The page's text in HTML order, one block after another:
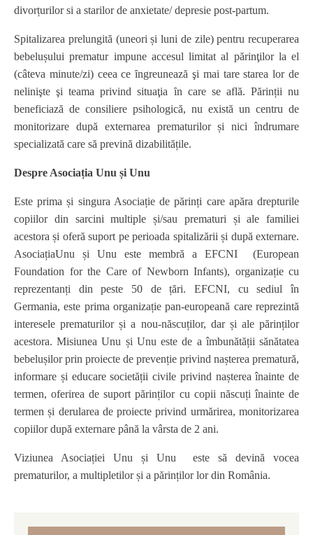
divorțurilor si a starilor de anxietate/ depresie post-partum.
Spitalizarea prelungită (uneori și luni de zile) pentru recuperarea
bebelușului prematur impune accesul limitat al părinţilor la el
(câteva minute/zi) ceea ce ȋngreunează şi mai tare starea lor de
nelinişte şi teama privind situaţia ȋn care se află. Părinții nu
beneficiază de consiliere psihologică, nu există un centru de
monitorizare după externarea prematurilor și nici îndrumare
specializată care să prevină dizabilitățile.
Despre Asociația Unu și Unu
Este prima și singura Asociație de părinți care apăra drepturile
copiilor din sarcini multiple și/sau prematuri și ale familiei
acestora și oferă suport pe perioada spitalizării și după externare.
AsociațiaUnu și Unu este membră a EFCNI (European
Foundation for the Care of Newborn Infants), organizație cu
reprezentanți din peste 50 de țări. EFCNI, cu sediul în
Germania, este prima organizație pan-europeană care reprezintă
interesele prematurilor și a nou-născuților, dar și ale părinților
acestora. Misiunea Unu și Unu este de a îmbunătății sănătatea
bebelușilor prin proiecte de prevenție privind nașterea prematură,
informare și educare societății civile privind nașterea înainte de
termen, oferirea de suport părinților cu copii născuți înainte de
termen și derularea de proiecte privind urmărirea, monitorizarea
copiilor după externare până la vârsta de 2 ani.
Viziunea Asociației Unu și Unu este să devină vocea
prematurilor, a multipletilor și a părinților lor din România.